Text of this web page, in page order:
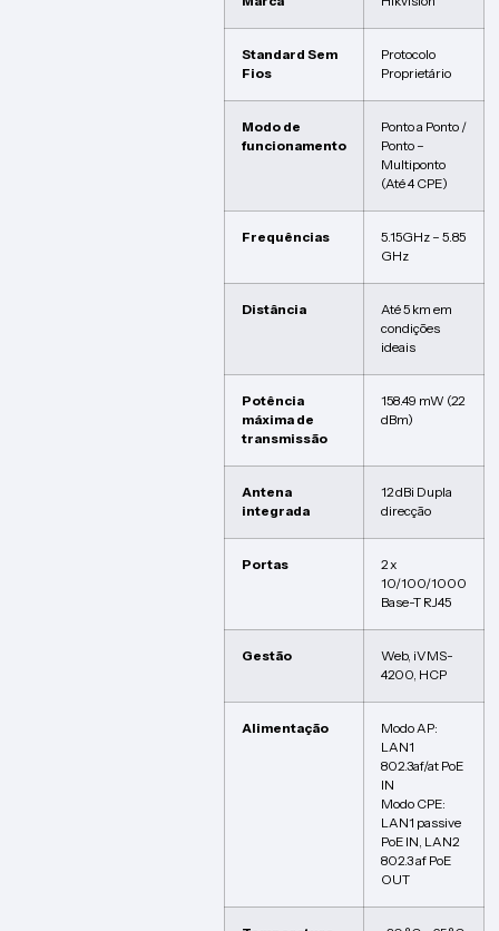
Standard Sem
Fios
Protocolo
Proprietário
Modo de
funcionamento
Ponto a Ponto /
Ponto –
Multiponto
(Até 4 CPE)
Frequências
5.15GHz – 5.85
GHz
Distância
Até 5 km em
condições
ideais
Potência
máxima de
transmissão
158.49 mW (22
dBm)
Antena
integrada
12 dBi Dupla
direcção
Portas
2 x
10/100/1000
Base-T RJ45
Gestão
Web, iVMS-
4200, HCP
Alimentação
Modo AP:
LAN1
802.3af/at PoE
IN
Modo CPE:
LAN1 passive
PoE IN, LAN2
802.3 af PoE
OUT